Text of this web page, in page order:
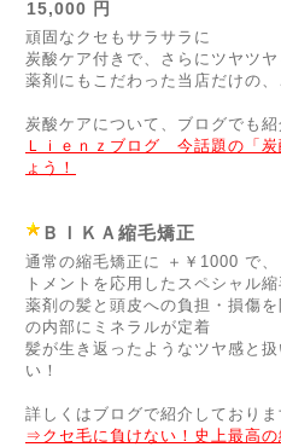
15,000 円
頑固なクセもサラサラに
炭酸ケア付きで、さらにツヤツ
薬剤にもこだわった当店だけの
炭酸ケアについて、ブログでも紹
Ｌｉｅｎｚブログ 今話題の「炭
ょう！
ＢＩＫＡ縮毛矯正
通常の縮毛矯正に ＋￥1000 で
トメントを応用したスペシャル縮
薬剤の髪と頭皮への負担・損傷
の内部にミネラルが定着
髪が生き返ったようなツヤ感と
い！
詳しくはブログで紹介しておりま
⇒クセ毛に負けない！史上最高の